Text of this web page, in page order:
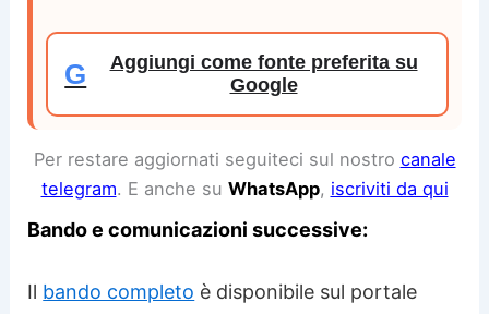
G
Aggiungi come fonte preferita su
Google
Per restare aggiornati seguiteci sul nostro canale
telegram. E anche su WhatsApp, iscriviti da qui
Bando e comunicazioni successive:
Il bando completo è disponibile sul portale